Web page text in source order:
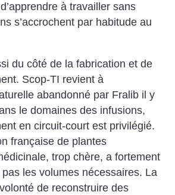
à travailler sans
s’accrochent par habitude au
du côté de la fabrication et de
Scop-TI revient à
abandonné par Fralib il y
le domaines des infusions,
en circuit-court est privilégié.
française de plantes
trop chère, a fortement
pas les volumes nécessaires. La
de reconstruire des